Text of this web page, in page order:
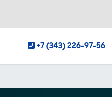
+7 (343) 226-97-56